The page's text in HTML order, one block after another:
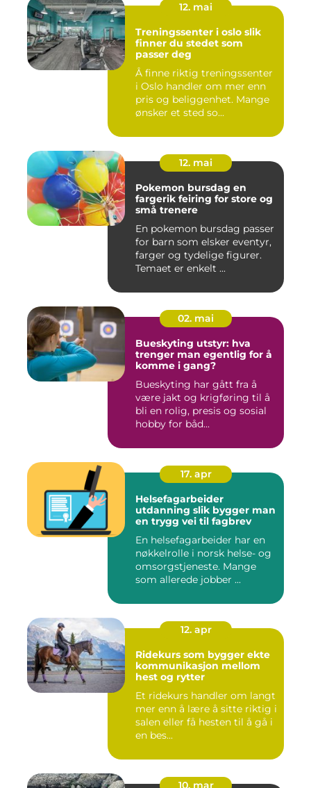
12. mai
Treningssenter i oslo slik
finner du stedet som
passer deg
Å finne riktig treningssenter
i Oslo handler om mer enn
pris og beliggenhet. Mange
ønsker et sted so...
12. mai
Pokemon bursdag en
fargerik feiring for store og
små trenere
En pokemon bursdag passer
for barn som elsker eventyr,
farger og tydelige figurer.
Temaet er enkelt ...
02. mai
Bueskyting utstyr: hva
trenger man egentlig for å
komme i gang?
Bueskyting har gått fra å
være jakt og krigføring til å
bli en rolig, presis og sosial
hobby for båd...
17. apr
Helsefagarbeider
utdanning slik bygger man
en trygg vei til fagbrev
En helsefagarbeider har en
nøkkelrolle i norsk helse- og
omsorgstjeneste. Mange
som allerede jobber ...
12. apr
Ridekurs som bygger ekte
kommunikasjon mellom
hest og rytter
Et ridekurs handler om langt
mer enn å lære å sitte riktig i
salen eller få hesten til å gå i
en bes...
10. mar